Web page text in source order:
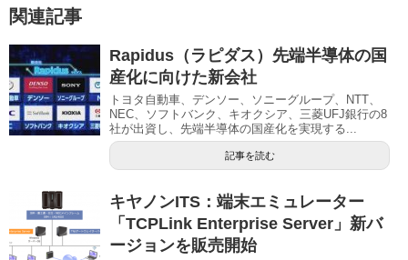
関連記事
Rapidus（ラピダス）先端半導体の国
産化に向けた新会社
トヨタ自動車、デンソー、ソニーグループ、NTT、
NEC、ソフトバンク、キオクシア、三菱UFJ銀行の8
社が出資し、先端半導体の国産化を実現する...
記事を読む
キヤノンITS：端末エミュレーター
「TCPLink Enterprise Server」新バ
ージョンを販売開始